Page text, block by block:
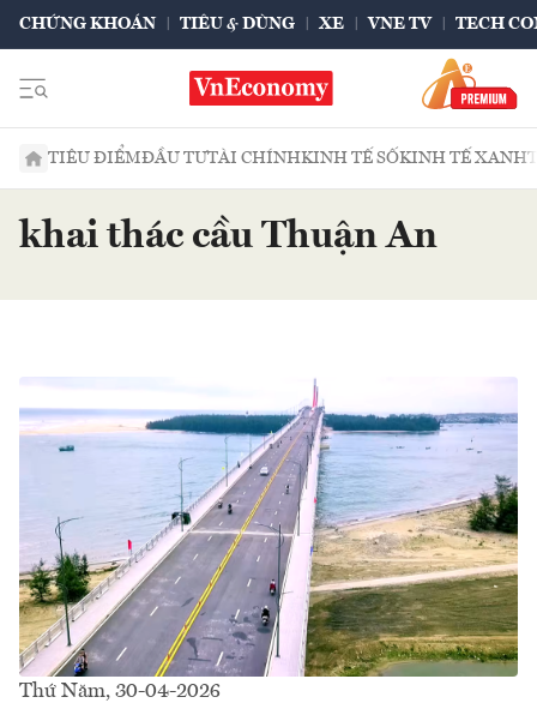
CHỨNG KHOÁN TIÊU & DÙNG XE VNE TV TECH
TIÊU ĐIỂMĐẦU TƯTÀI CHÍNHKINH TẾ SỐKINH TẾ XANH
khai thác cầu Thuận An
Thứ Năm, 30-04-2026